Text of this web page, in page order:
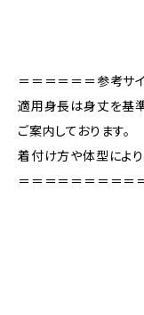
＝＝＝＝＝＝参考サ
適用身長は身丈を基
ご案内しております。
着付け方や体型により
＝＝＝＝＝＝＝＝＝